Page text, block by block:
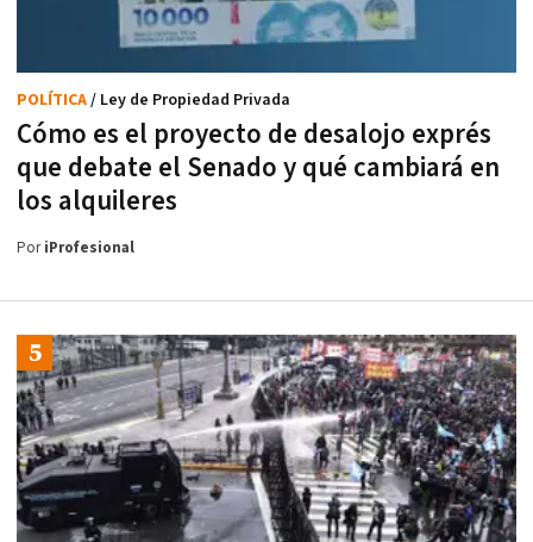
Cómo es el proyecto de desalojo exprés
que debate el Senado y qué cambiará en
los alquileres
POLÍTICA/ Ley de Propiedad Privada
PoriProfesional